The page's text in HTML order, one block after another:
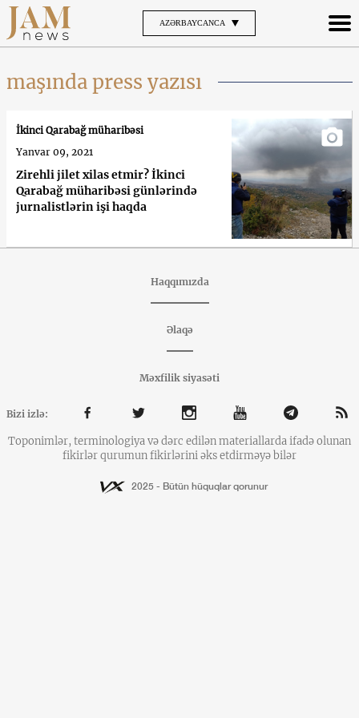
AZƏRBAYCANCA
maşında press yazısı
Zirehli jilet xilas etmir? İkinci
Qarabağ müharibəsi günlərində
jurnalistlərin işi haqda
İkinci Qarabağ müharibəsi
Yanvar 09, 2021
Haqqımızda
Əlaqə
Məxfilik siyasəti
Bizi izlə:
Toponimlər, terminologiya və dərc edilən materiallarda ifadə olunan
fikirlər qurumun fikirlərini əks etdirməyə bilər
2025 - Bütün hüquqlar qorunur